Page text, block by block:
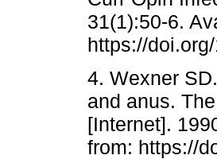
31(1):50-6.
https://
4. Wexner
and anus.
[Internet].
from: https://